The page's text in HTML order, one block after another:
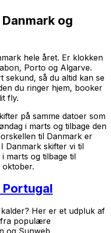
og
hele året. Er klokken
Porto og Algarve.
så du altid kan se
du ringer hjem, booker
fly.
på samme datoer som
i marts og tilbage den
til Danmark er
I Danmark skifter vi til
marts og tilbage til
oktober.
Her er et udpluk af
fra populære